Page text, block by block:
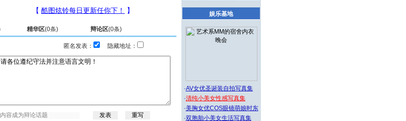
精华区(0条) 辩论区(0条)
匿名发表： 隐藏地址：
娱乐基地
·AV女优圣诞装自拍写真集
·清纯小美女性感写真集
·美胸女优COS眼镜萌娘时东
·双胞胎小美女生活写真集